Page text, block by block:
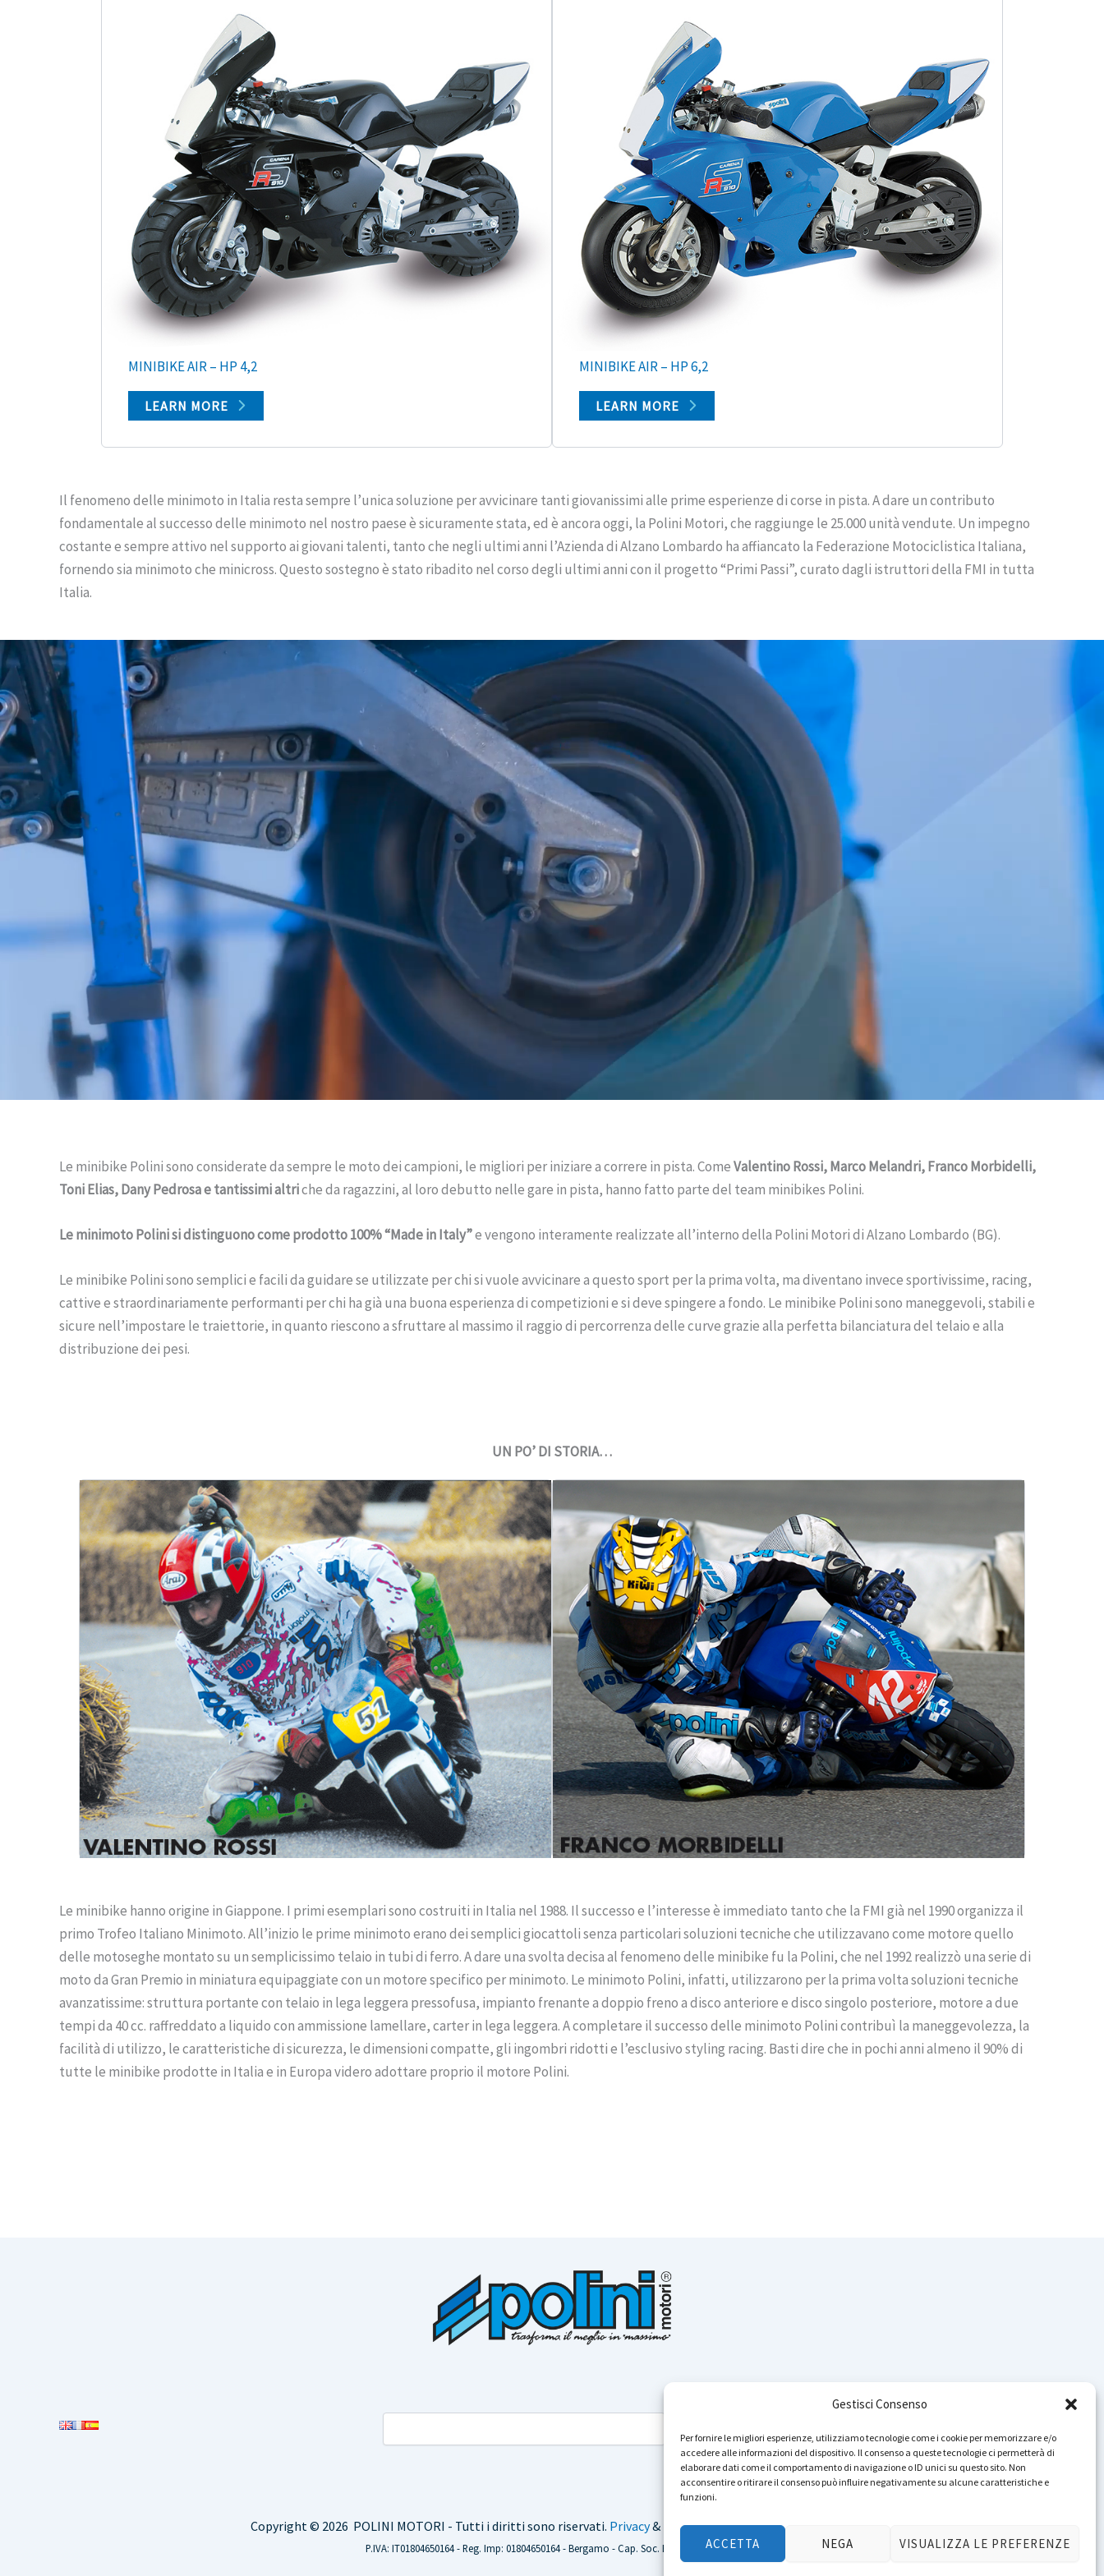
Gestisci Consenso
Per fornire le migliori esperienze, utilizziamo tecnologie come i cookie per memorizzare e/o
accedere alle informazioni del dispositivo. Il consenso a queste tecnologie ci permetterà di
elaborare dati come il comportamento di navigazione o ID unici su questo sito. Non
acconsentire o ritirare il consenso può influire negativamente su alcune caratteristiche e
funzioni.
ACCETTA NEGA VISUALIZZA LE PREFERENZE
MINIBIKE AIR – HP 4,2
LEARN MORE
MINIBIKE AIR – HP 6,2
LEARN MORE
Il fenomeno delle minimoto in Italia resta sempre l’unica soluzione per avvicinare tanti giovanissimi alle prime esperienze di corse in pista. A dare un contributo
fondamentale al successo delle minimoto nel nostro paese è sicuramente stata, ed è ancora oggi, la Polini Motori, che raggiunge le 25.000 unità vendute. Un impegno
costante e sempre attivo nel supporto ai giovani talenti, tanto che negli ultimi anni l’Azienda di Alzano Lombardo ha affiancato la Federazione Motociclistica Italiana,
fornendo sia minimoto che minicross. Questo sostegno è stato ribadito nel corso degli ultimi anni con il progetto “Primi Passi”, curato dagli istruttori della FMI in tutta
Italia.
Le minibike Polini sono considerate da sempre le moto dei campioni, le migliori per iniziare a correre in pista. ComeValentino Rossi, Marco Melandri, Franco Morbidelli,
Toni Elias, Dany Pedrosa e tantissimi altriche da ragazzini, al loro debutto nelle gare in pista, hanno fatto parte del team minibikes Polini.
Le minimoto Polini si distinguono come prodotto 100% “Made in Italy”e vengono interamente realizzate all’interno della Polini Motori di Alzano Lombardo (BG).
Le minibike Polini sono semplici e facili da guidare se utilizzate per chi si vuole avvicinare a questo sport per la prima volta, ma diventano invece sportivissime, racing,
cattive e straordinariamente performanti per chi ha già una buona esperienza di competizioni e si deve spingere a fondo. Le minibike Polini sono maneggevoli, stabili e
sicure nell’impostare le traiettorie, in quanto riescono a sfruttare al massimo il raggio di percorrenza delle curve grazie alla perfetta bilanciatura del telaio e alla
distribuzione dei pesi.
UN PO’ DI STORIA…
Le minibike hanno origine in Giappone. I primi esemplari sono costruiti in Italia nel 1988. Il successo e l’interesse è immediato tanto che la FMI già nel 1990 organizza il
primo Trofeo Italiano Minimoto. All’inizio le prime minimoto erano dei semplici giocattoli senza particolari soluzioni tecniche che utilizzavano come motore quello
delle motoseghe montato su un semplicissimo telaio in tubi di ferro. A dare una svolta decisa al fenomeno delle minibike fu la Polini, che nel 1992 realizzò una serie di
moto da Gran Premio in miniatura equipaggiate con un motore specifico per minimoto. Le minimoto Polini, infatti, utilizzarono per la prima volta soluzioni tecniche
avanzatissime: struttura portante con telaio in lega leggera pressofusa, impianto frenante a doppio freno a disco anteriore e disco singolo posteriore, motore a due
tempi da 40 cc. raffreddato a liquido con ammissione lamellare, carter in lega leggera. A completare il successo delle minimoto Polini contribuì la maneggevolezza, la
facilità di utilizzo, le caratteristiche di sicurezza, le dimensioni compatte, gli ingombri ridotti e l’esclusivo styling racing. Basti dire che in pochi anni almeno il 90% di
tutte le minibike prodotte in Italia e in Europa videro adottare proprio il motore Polini.
Copyright © 2026 POLINI MOTORI - Tutti i diritti sono riservati. Privacy& TOS.Dichiarazione di accessibilità
P.IVA: IT01804650164 - Reg. Imp: 01804650164 - Bergamo - Cap. Soc. Euro 3.500.000 i.v.